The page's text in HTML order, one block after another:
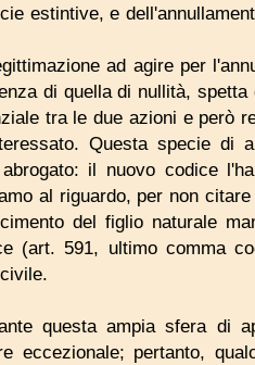
estintive, e
ad agire per
di quella di nullità,
tra le due azioni e però
Questa specie di
il nuovo codice
al riguardo, per non
del figlio naturale
(art. 591, ultimo comma
questa ampia sfera di
eccezionale; pertanto,